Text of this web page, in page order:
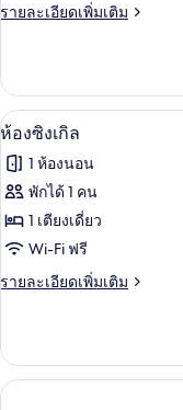
เบสิ
สำหรับ
สี่
ท่าน
รายละเอียดเพิ่มเติม
ราย
เกี่ยว
กับ
ห้อง
ก
สำหรับ
ท่าน
เปิด
ภาพถ่าย
ทั้งหมด
ของ
ห้อง
ซิงเกิล
3
ห้องซิงเกิล
1 ห้องนอน
พักได้ 1 คน
1 เตียงเดี่ยว
Wi-Fi ฟรี
รายละเอียดเพิ่มเติม
ราย
เกี่ยว
กับ
ห้อง